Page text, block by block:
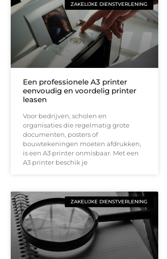
ZAKELIJKE DIENSTVERLENING
Een professionele A3 printer
eenvoudig en voordelig printer
leasen
Voor bedrijven, scholen en
organisaties die regelmatig grote
documenten, posters of
bouwtekeningen moeten afdrukken,
is een A3 printer onmisbaar. Met een
A3 printer beschik je
ZAKELIJKE DIENSTVERLENING